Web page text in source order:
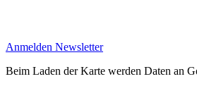
Anmelden Newsletter
Beim Laden der Karte werden Daten an